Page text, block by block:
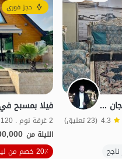
فيلا دوبلكس مع مسبح في لاهيجان - دموچال
4.3 (23 تعليق)
الموقع على
حجز فوري
فيلا بمسبح
2 غرفة نوم . 120 متر . حتى 8 ضيف
الليلة من
20٪ خصم من ليلة 6